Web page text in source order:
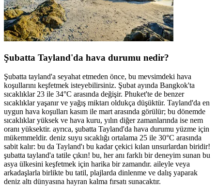
Şubatta Tayland'da hava durumu nedir?
Şubatta tayland'a seyahat etmeden önce, bu mevsimdeki hava
koşullarını keşfetmek isteyebilirsiniz. Şubat ayında Bangkok'ta
sıcaklıklar 23 ile 34°C arasında değişir. Phuket'te de benzer
sıcaklıklar yaşanır ve yağış miktarı oldukça düşüktür. Tayland'da en
uygun hava koşulları kasım ile mart arasında görülür; bu dönemde
sıcaklıklar yüksek ve hava kuru, yılın diğer zamanlarında ise nem
oranı yüksektir. ayrıca, şubatta Tayland'da hava durumu yüzme için
mükemmeldir. deniz suyu sıcaklığı ortalama 25 ile 30°C arasında
sabit kalır: bu da Tayland'ı bu kadar çekici kılan unsurlardan biridir!
şubatta tayland'a tatile çıkın! bu, her anı farklı bir deneyim sunan bu
asya ülkesini keşfetmek için harika bir zamandır. aileyle veya
arkadaşlarla birlikte bu tatil, plajlarda dinlenme ve dalış yaparak
deniz altı dünyasına hayran kalma fırsatı sunacaktır.